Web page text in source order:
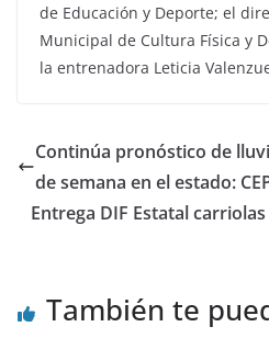
de Educación y Deporte; el
Municipal de Cultura Física y
la entrenadora Leticia
Continúa pronóstico de
de semana en el estado:
Entrega DIF Estatal
También te